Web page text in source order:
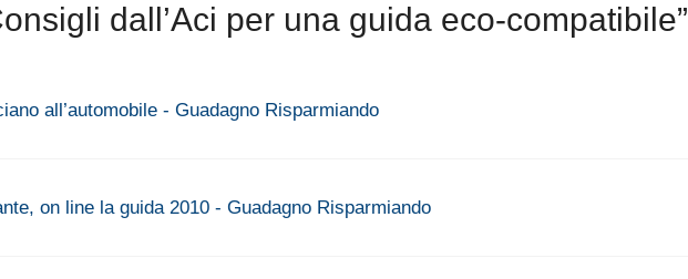
dall’Aci per una guida eco-compatibile”
all’automobile - Guadagno Risparmiando
on line la guida 2010 - Guadagno Risparmiando